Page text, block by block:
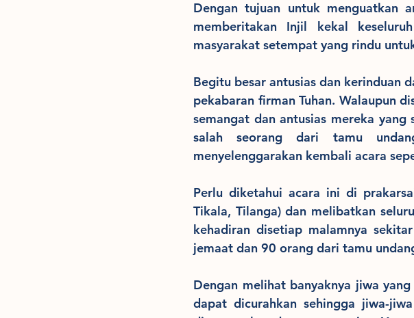
Dengan tujuan untuk menguatkan
memberitakan Injil kekal
masyarakat setempat yang rindu
Begitu besar antusias dan kerinduan
pekabaran firman Tuhan. Walaupun
semangat dan antusias mereka
salah seorang dari tamu
menyelenggarakan kembali acara
Perlu diketahui acara ini di
Tikala, Tilanga) dan melibatkan
kehadiran disetiap malamnya
jemaat dan 90 orang dari tamu
Dengan melihat banyaknya jiwa
dapat dicurahkan sehingga jiwa-